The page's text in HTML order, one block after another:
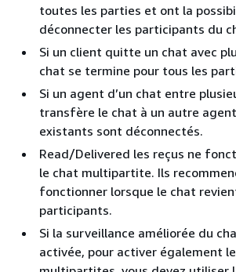
toutes les parties et ont la
déconnecter les participants du
Si un client quitte un chat avec
chat se termine pour tous les
Si un agent d’un chat entre
transfère le chat à un autre
existants sont déconnectés.
Read/Delivered les reçus ne
le chat multipartite. Ils
fonctionner lorsque le chat
participants.
Si la surveillance améliorée du
activée, pour activer également